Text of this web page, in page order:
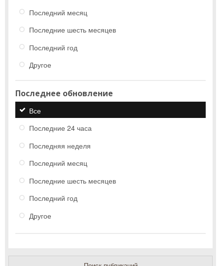
Последний месяц
Последние шесть месяцев
Последний год
Другое
Последнее обновление
Все
Последние 24 часа
Последняя неделя
Последний месяц
Последние шесть месяцев
Последний год
Другое